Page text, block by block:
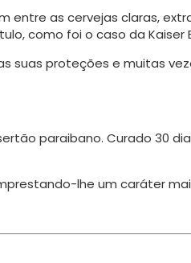
entre as cervejas claras,
como foi o caso da Kaiser
suas proteções e muitas
paraibano. Curado 30
lhe um caráter